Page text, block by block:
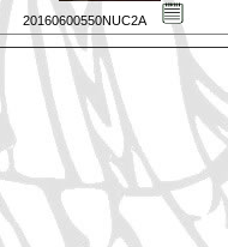
20160600550NUC2A